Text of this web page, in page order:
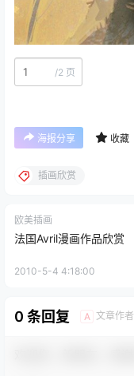
/2 页
海报分享 收藏
插画欣赏
欧美插画
法国Avril漫画作品欣赏
2010-5-4 4:18:00
0 条回复 A 文章作者